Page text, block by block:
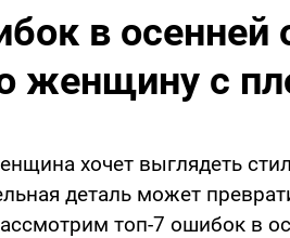
в
женщину с
хочет выглядеть
деталь может
топ-7 ошибок в